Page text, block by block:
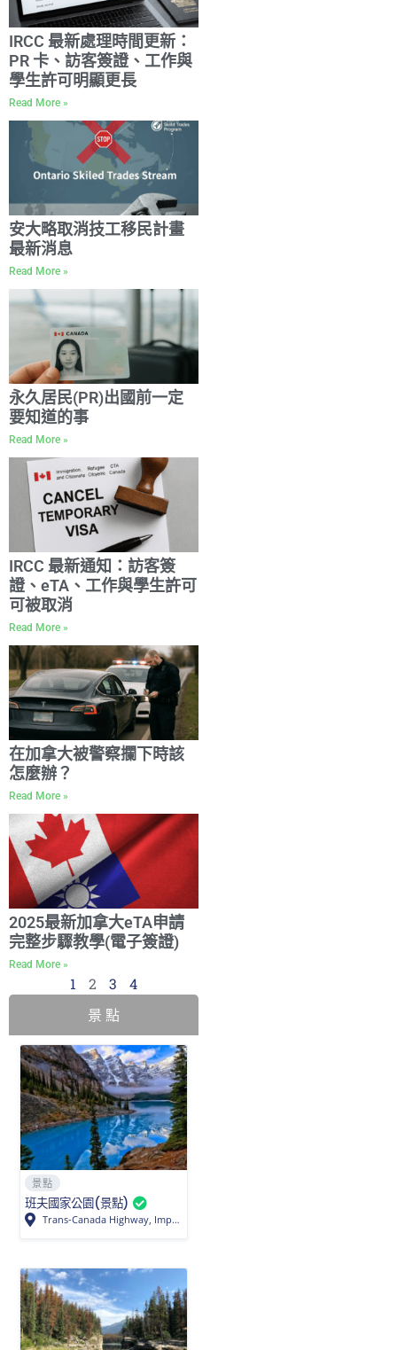
IRCC 最新處理時間更新：
PR 卡、訪客簽證、工作與
學生許可明顯更長
Read More »
安大略取消技工移民計畫
最新消息
Read More »
永久居民(PR)出國前一定
要知道的事
Read More »
IRCC 最新通知：訪客簽
證、eTA、工作與學生許可
可被取消
Read More »
在加拿大被警察攔下時該
怎麼辦？
Read More »
2025最新加拿大eTA申請
完整步驟教學(電子簽證)
Read More »
1 2 3 4
景 點
景點
班夫國家公園(景點)
Trans-Canada Highway, Improvement District No. 9, AB T0L, Canada